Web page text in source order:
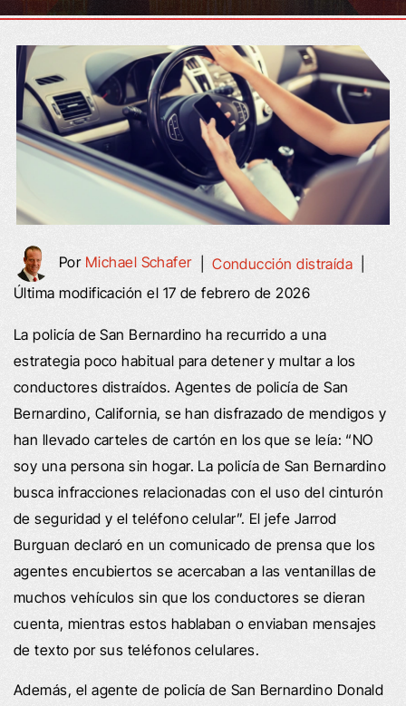
Por Michael Schafer|Conducción distraída
Última modificación el 17 de febrero de 2026
La policía de San Bernardino ha recurrido a una
estrategia poco habitual para detener y multar a los
conductores distraídos. Agentes de policía de San
Bernardino, California, se han disfrazado de mendigos y
han llevado carteles de cartón en los que se leía: “NO
soy una persona sin hogar. La policía de San Bernardino
busca infracciones relacionadas con el uso del cinturón
de seguridad y el teléfono celular”. El jefe Jarrod
Burguan declaró en un comunicado de prensa que los
agentes encubiertos se acercaban a las ventanillas de
muchos vehículos sin que los conductores se dieran
cuenta, mientras estos hablaban o enviaban mensajes
de texto por sus teléfonos celulares.
Además, el agente de policía de San Bernardino Donald